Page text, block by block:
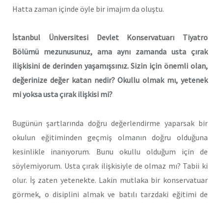
Hatta zaman içinde öyle bir imajım da oluştu.
İstanbul Üniversitesi Devlet Konservatuarı Tiyatro
Bölümü mezunusunuz, ama aynı zamanda usta çırak
ilişkisini de derinden yaşamışsınız. Sizin için önemli olan,
değerinize değer katan nedir? Okullu olmak mı, yetenek
mi yoksa usta çırak ilişkisi mi?
Bugünün şartlarında doğru değerlendirme yaparsak bir
okulun eğitiminden geçmiş olmanın doğru olduğuna
kesinlikle inanıyorum. Bunu okullu olduğum için de
söylemiyorum. Usta çırak ilişkisiyle de olmaz mı? Tabii ki
olur. İş zaten yetenekte. Lakin mutlaka bir konservatuar
görmek, o disiplini almak ve batılı tarzdaki eğitimi de